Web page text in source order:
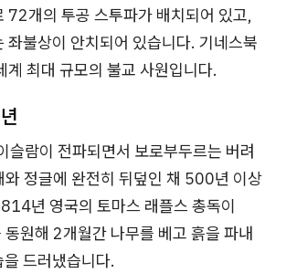
72개의 투공 스투파가 배치되어 있고,
좌불상이 안치되어 있습니다. 기네스북
계 최대 규모의 불교 사원입니다.
슬람이 전파되면서 보로부두르는 버려
와 정글에 완전히 뒤덮인 채 500년 이상
년 영국의 토마스 래플스 총독이
원해 2개월간 나무를 베고 흙을 파내
드러냈습니다.